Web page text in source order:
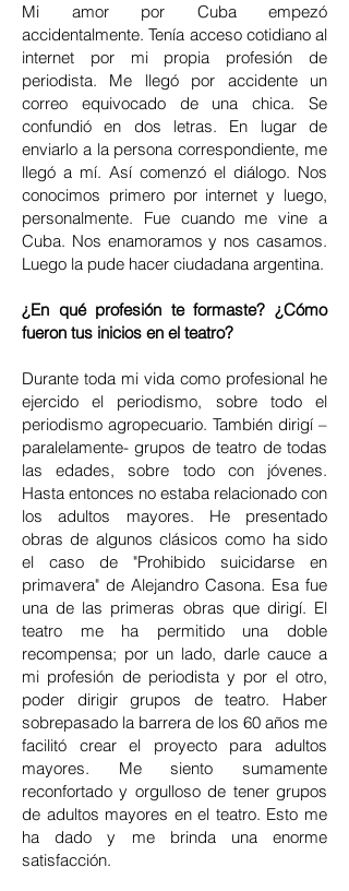
Mi amor por Cuba empezó
accidentalmente. Tenía acceso cotidiano al
internet por mi propia profesión de
periodista. Me llegó por accidente un
correo equivocado de una chica. Se
confundió en dos letras. En lugar de
enviarlo a la persona correspondiente, me
llegó a mí. Así comenzó el diálogo. Nos
conocimos primero por internet y luego,
personalmente. Fue cuando me vine a
Cuba. Nos enamoramos y nos casamos.
Luego la pude hacer ciudadana argentina.
¿En qué profesión te formaste? ¿Cómo
fueron tus inicios en el teatro?
Durante toda mi vida como profesional he
ejercido el periodismo, sobre todo el
periodismo agropecuario. También dirigí –
paralelamente- grupos de teatro de todas
las edades, sobre todo con jóvenes.
Hasta entonces no estaba relacionado con
los adultos mayores. He presentado
obras de algunos clásicos como ha sido
el caso de "Prohibido suicidarse en
primavera" de Alejandro Casona. Esa fue
una de las primeras obras que dirigí. El
teatro me ha permitido una doble
recompensa; por un lado, darle cauce a
mi profesión de periodista y por el otro,
poder dirigir grupos de teatro. Haber
sobrepasado la barrera de los 60 años me
facilitó crear el proyecto para adultos
mayores. Me siento sumamente
reconfortado y orgulloso de tener grupos
de adultos mayores en el teatro. Esto me
ha dado y me brinda una enorme
satisfacción.